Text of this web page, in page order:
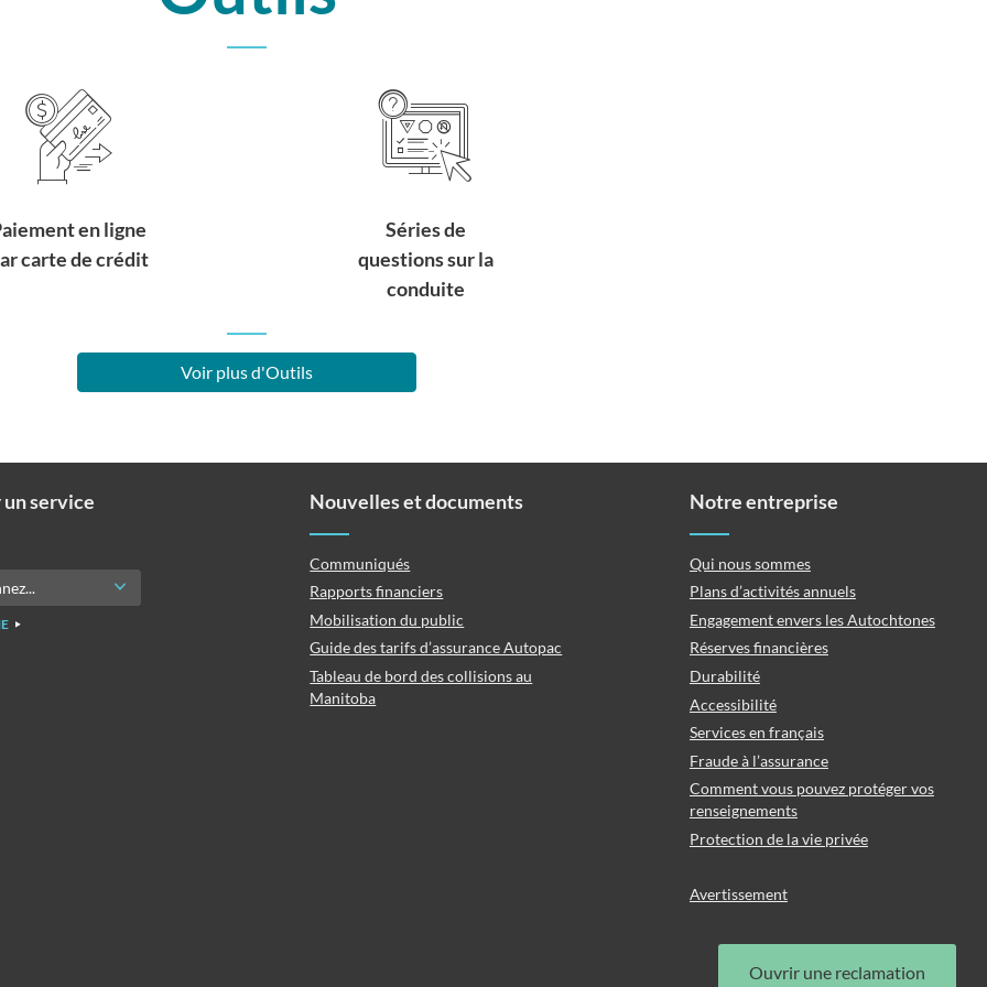
en ligne
carte de crédit
Séries de
questions sur la
conduite
Voir plus d'Outils
service Nouvelles et documents
Communiqués
Rapports financiers
Mobilisation du public
Guide des tarifs d’assurance Autopac
Tableau de bord des collisions au
Manitoba
Notre entreprise
Qui nous sommes
Plans d’activités annuels
Engagement envers les Autochtones
Réserves financières
Durabilité
Accessibilité
Services en français
Fraude à l’assurance
Comment vous pouvez protéger vos
renseignements
Protection de la vie privée
Avertissement
Ouvrir une reclamation